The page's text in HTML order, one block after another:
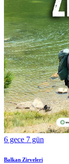
6 gece 7 gün
Balkan Zirveleri